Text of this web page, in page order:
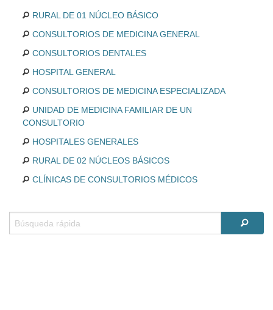
RURAL DE 01 NÚCLEO BÁSICO
CONSULTORIOS DE MEDICINA GENERAL
CONSULTORIOS DENTALES
HOSPITAL GENERAL
CONSULTORIOS DE MEDICINA ESPECIALIZADA
UNIDAD DE MEDICINA FAMILIAR DE UN
CONSULTORIO
HOSPITALES GENERALES
RURAL DE 02 NÚCLEOS BÁSICOS
CLÍNICAS DE CONSULTORIOS MÉDICOS